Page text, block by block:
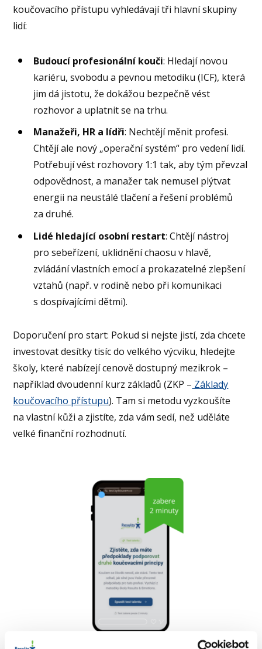
koučovacího přístupu vyhledávají tři hlavní skupiny
lidí:
Budoucí profesionální kouči: Hledají novou
kariéru, svobodu a pevnou metodiku (ICF), která
jim dá jistotu, že dokážou bezpečně vést
rozhovor a uplatnit se na trhu.
Manažeři, HR a lídři: Nechtějí měnit profesi.
Chtějí ale nový „operační systém“ pro vedení lidí.
Potřebují vést rozhovory 1:1 tak, aby tým převzal
odpovědnost, a manažer tak nemusel plýtvat
energii na neustálé tlačení a řešení problémů
za druhé.
Lidé hledající osobní restart: Chtějí nástroj
pro sebeřízení, uklidnění chaosu v hlavě,
zvládání vlastních emocí a prokazatelné zlepšení
vztahů (např. v rodině nebo při komunikaci
s dospívajícími dětmi).
Doporučení pro start: Pokud si nejste jistí, zda chcete
investovat desítky tisíc do velkého výcviku, hledejte
školy, které nabízejí cenově dostupný mezikrok –
například dvoudenní kurz základů (ZKP – Základy
koučovacího přístupu). Tam si metodu vyzkoušíte
na vlastní kůži a zjistíte, zda vám sedí, než uděláte
velké finanční rozhodnutí.